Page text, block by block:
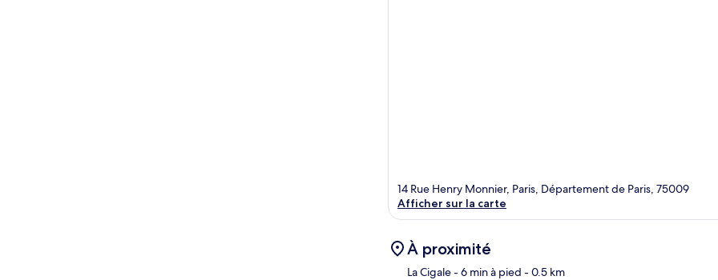
14 Rue Henry Monnier, Paris, Département de Paris, 75009
Afficher sur la carte
À proximité
La Cigale- 6 min à pied - 0.5 km